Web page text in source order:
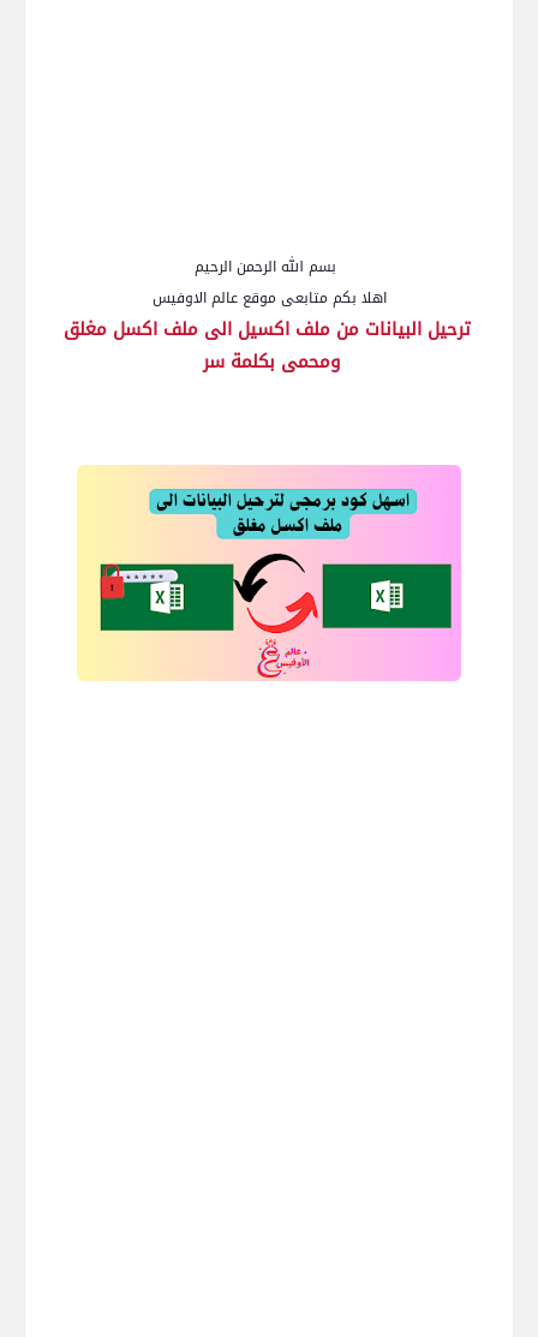
بسم الله الرحمن الرحيم
اهلا بكم متابعى موقع عالم الاوفيس
ترحيل البيانات من ملف اكسيل الى ملف اكسل مغلق
ومحمى بكلمة سر